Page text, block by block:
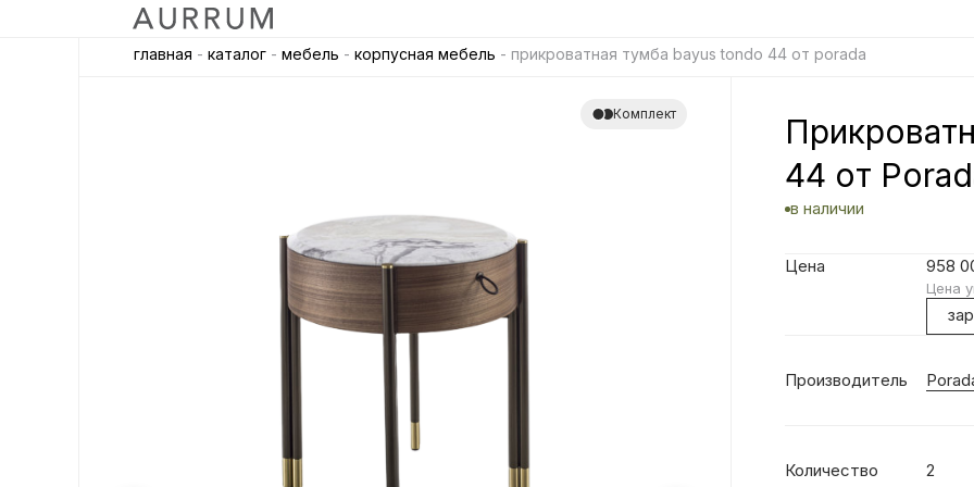
главная - каталог - мебель - корпусная мебель - прикроватная тумба bayus tondo 44 от porada
Комплект
44 от
в наличии
Цена 958
Цена
Производитель
Количество 2